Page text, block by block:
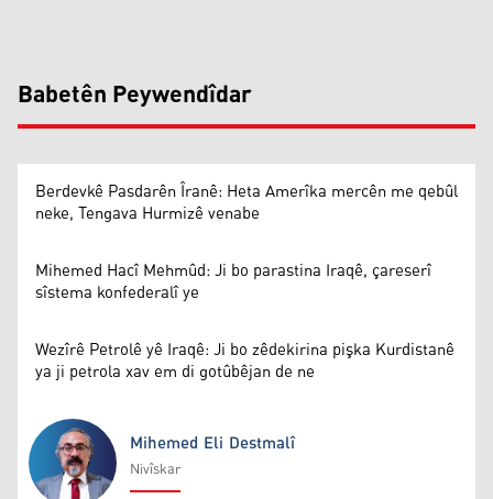
Babetên Peywendîdar
Berdevkê Pasdarên Îranê: Heta Amerîka mercên me qebûl
neke, Tengava Hurmizê venabe
Mihemed Hacî Mehmûd: Ji bo parastina Iraqê, çareserî
sîstema konfederalî ye
Wezîrê Petrolê yê Iraqê: Ji bo zêdekirina pişka Kurdistanê
ya ji petrola xav em di gotûbêjan de ne
Mihemed Eli Destmalî
Nivîskar